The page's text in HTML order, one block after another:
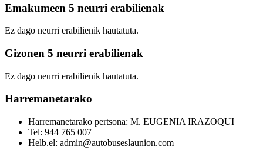
Emakumeen 5 neurri erabilienak
Ez dago neurri erabilienik hautatuta.
Gizonen 5 neurri erabilienak
Ez dago neurri erabilienik hautatuta.
Harremanetarako
Harremanetarako pertsona: M. EUGENIA IRAZOQUI
Tel: 944 765 007
Helb.el: admin@autobuseslaunion.com